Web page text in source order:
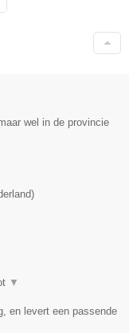
wel in de provincie
)
▼
en levert een passende